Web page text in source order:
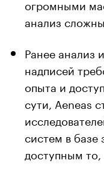
огромными
анализ
Ранее анализ
надписей
опыта и
сути, Aeneas
систем в базе
доступным то,